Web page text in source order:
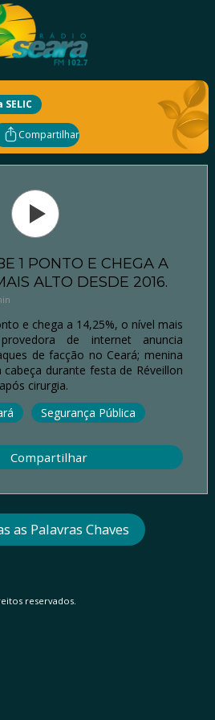
SELIC
Compartilhar
1 PONTO E CHEGA A
ALTO DESDE 2016.
e chega a 14,25%, o nível mais
de internet anuncia
de facção no Ceará; menina
durante festa de Réveillon
cirurgia.
Segurança Pública
Compartilhar
as Palavras Chaves
reservados.